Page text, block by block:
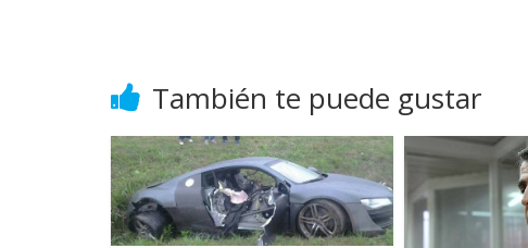
También te puede gustar